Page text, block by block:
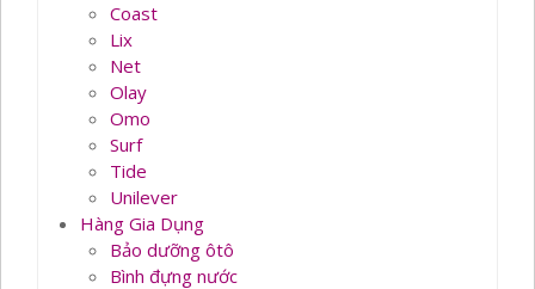
Coast
Lix
Net
Olay
Omo
Surf
Tide
Unilever
Hàng Gia Dụng
Bảo dưỡng ôtô
Bình đựng nước